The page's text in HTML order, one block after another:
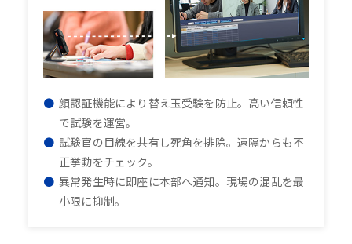
顔認証機能により替え玉受験を防止。高い信頼性
で試験を運営。
試験官の目線を共有し死角を排除。遠隔からも不
正挙動をチェック。
異常発生時に即座に本部へ通知。現場の混乱を最
小限に抑制。